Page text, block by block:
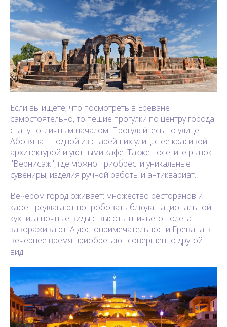
Если вы ищете, что посмотреть в Ереване
самостоятельно, то пешие прогулки по центру города
станут отличным началом. Прогуляйтесь по улице
Абовяна — одной из старейших улиц, с ее красивой
архитектурой и уютными кафе. Также посетите рынок
"Вернисаж", где можно приобрести уникальные
сувениры, изделия ручной работы и антиквариат.
Вечером город оживает: множество ресторанов и
кафе предлагают попробовать блюда национальной
кухни, а ночные виды с высоты птичьего полета
завораживают. А достопримечательности Еревана в
вечернее время приобретают совершенно другой
вид.